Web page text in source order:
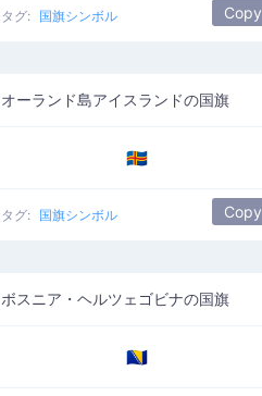
タグ: 国旗シンボル Copy
オーランド島アイスランドの国旗
🇦🇽
タグ: 国旗シンボル Copy
ボスニア・ヘルツェゴビナの国旗
🇧🇦